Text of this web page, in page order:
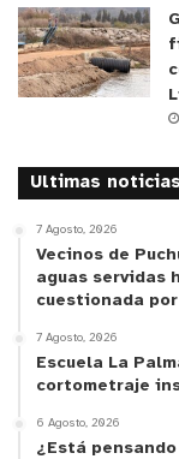
Ultimas noticias
7 Agosto, 2026
Vecinos de
aguas servidas
cuestionada
7 Agosto, 2026
Escuela La
cortometraje
6 Agosto, 2026
¿Está